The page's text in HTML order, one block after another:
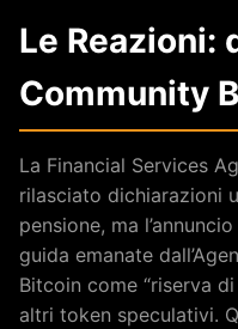
Le Reazioni:
Community
La Financial Services
rilasciato dichiarazioni
pensione, ma
guida emanate
Bitcoin come “riserva
altri token speculativi.